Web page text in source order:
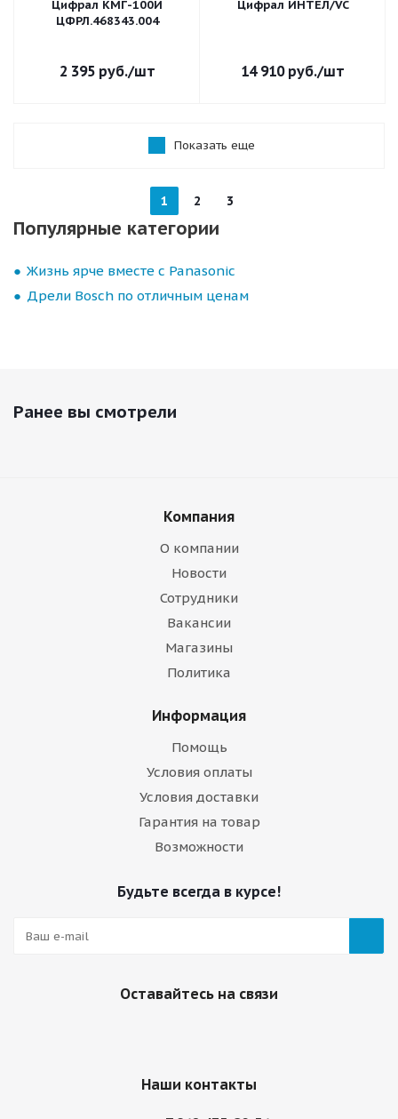
Цифрал КМГ-100И
ЦФРЛ.468343.004
2 395руб./шт
Цифрал ИНТЕЛ/VC
14 910руб./шт
Показать еще
1 2 3
Популярные категории
Жизнь ярче вместе с Panasonic
Дрели Bosch по отличным ценам
Ранее вы смотрели
Компания
О компании
Новости
Сотрудники
Вакансии
Магазины
Политика
Информация
Помощь
Условия оплаты
Условия доставки
Гарантия на товар
Возможности
Будьте всегда в курсе!
Оставайтесь на связи
Наши контакты